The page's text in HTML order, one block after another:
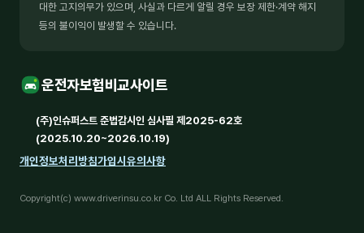
대한 고지의무가 있으며, 사실과 다르게 알릴 경우 보장 제한·계약 해지
등의 불이익이 발생할 수 있습니다.
운전자보험비교사이트
(주)인슈퍼스트 준법감시인 심사필 제2025-62호
(2025.10.20~2026.10.19)
개인정보처리방침가입시유의사항
Copyright(c) www.driverinsu.co.kr Co. Ltd ALL Rights Reserved.